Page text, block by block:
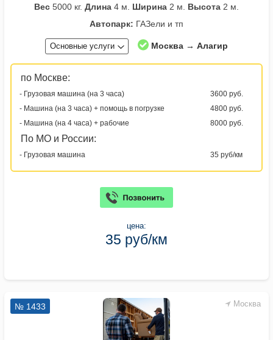
Вес 5000 кг. Длина 4 м. Ширина 2 м. Высота 2 м.
Автопарк: ГАЗели и тп
Основные услуги Москва → Алагир
по Москве:
- Грузовая машина (на 3 часа)
3600 руб.
- Машина (на 3 часа) + помощь в погрузке
4800 руб.
- Машина (на 4 часа) + рабочие
8000 руб.
По МО и России:
- Грузовая машина 35 руб/км
цена:
35 руб/км
Москва
№ 1433